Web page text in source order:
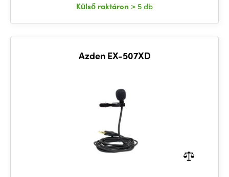
Külső raktáron > 5 db
Azden EX-507XD